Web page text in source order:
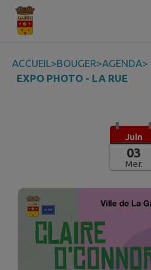
Contenu
ACCUEIL>BOUGER>AGENDA>
EXPO PHOTO - LA RUE
Juin
03
Mer.